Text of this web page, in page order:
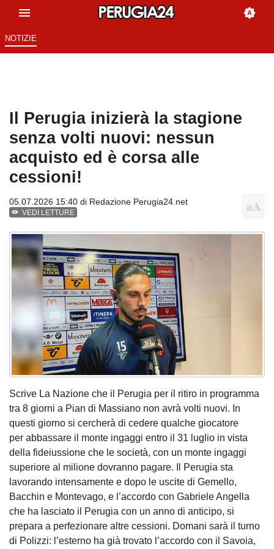
NOTIZIE
Il Perugia inizierà la stagione
senza volti nuovi: nessun
acquisto ed è corsa alle
cessioni!
05.07.2026 15:40 di Redazione Perugia24.net
VEDI LETTURE
Scrive La Nazione che il Perugia per il ritiro in programma
tra 8 giorni a Pian di Massiano non avrà volti nuovi. In
questi giorno si cercherà di cedere qualche giocatore
per abbassare il monte ingaggi entro il 31 luglio in vista
della fideiussione che le società, con un monte ingaggi
superiore al milione dovranno pagare. Il Perugia sta
lavorando intensamente e dopo le uscite di Gemello,
Bacchin e Montevago, e l’accordo con Gabriele Angella
che ha lasciato il Perugia con un anno di anticipo, si
prepara a perfezionare altre cessioni. Domani sarà il turno
di Polizzi: l’esterno ha già trovato l’accordo con il Savoia,